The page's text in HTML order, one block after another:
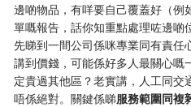
邊啲物品，有咩要自己覆蓋好（例
單嘅報告，話你知重點處理咗邊啲
先睇到一間公司係咪專業同有責任
講到價錢，可能係好多人最關心嘅
定貴過其他區？老實講，人工同交
唔係絕對。關鍵係睇服務範圍同複